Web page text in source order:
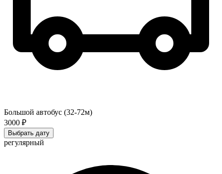
Большой автобус (32-72м)
3000 ₽
Выбрать дату
регулярный